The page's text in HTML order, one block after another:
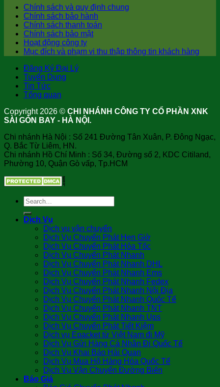
Chính sách và quy định chung
Chính sách bảo hành
Chính sách thanh toán
Chính sách bảo mật
Hoạt động công ty
Mục đích và phạm vi thu thập thông tin khách hàng
Đăng Ký Đại Lý
Tuyển Dụng
Tin Tức
Tổng quan
Copyright 2026 © CHI NHÁNH CÔNG TY CỔ PHẦN XNK
SÀI GÒN BAY - HÀ NỘI.
Chi nhánh Hà Nội : Số 241 Đường Tân Xuân, P. Đông Ngạc,
Q. Bắc Từ Liêm, HN.
Chi nhánh Hồ Chí Minh : Số 34, Đường số 2, KDC Citiland,
Phường 10, Quận Gò vấp, Tp.HCM
Dịch Vụ
Dịch vụ vận chuyển
Dịch Vụ Chuyển Phát Hẹn Giờ
Dịch Vụ Chuyển Phát Hỏa Tốc
Dịch Vụ Chuyển Phát Nhanh
Dịch Vụ Chuyển Phát Nhanh DHL
Dịch Vụ Chuyển Phát Nhanh Ems
Dịch Vụ Chuyển Phát Nhanh Fedex
Dịch Vụ Chuyển Phát Nhanh Nội Địa
Dịch Vụ Chuyển Phát Nhanh Quốc Tế
Dịch Vụ Chuyển Phát Nhanh TNT
Dịch Vụ Chuyển Phát Nhanh Ups
Dịch Vụ Chuyển Phát Tiết Kiệm
Dịch vụ Epacket từ Việt Nam đi Mỹ
Dịch Vụ Gửi Hàng Cá Nhân Đi Quốc Tế
Dịch Vụ Khai Báo Hải Quan
Dịch Vụ Mua Hộ Hàng Hóa Quốc Tế
Dịch Vụ Vận Chuyển Đường Biển
Báo Giá